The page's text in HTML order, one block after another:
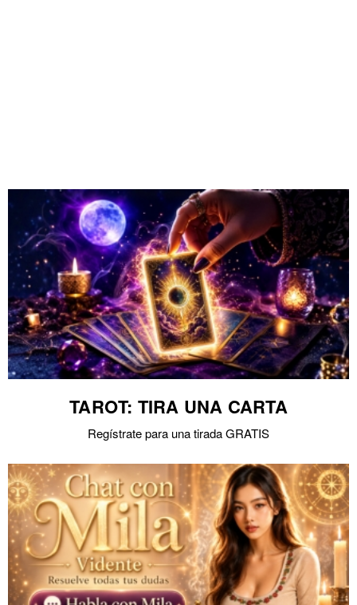
TAROT: TIRA UNA CARTA
Regístrate para una tirada GRATIS